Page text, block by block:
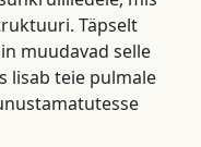
Täpselt
muudavad selle
lisab teie pulmale